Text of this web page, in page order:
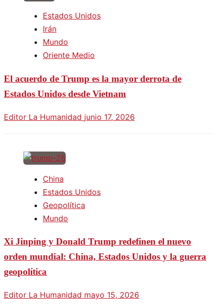
Estados Unidos
Irán
Mundo
Oriente Medio
El acuerdo de Trump es la mayor derrota de
Estados Unidos desde Vietnam
Editor La Humanidad junio 17, 2026
China
Estados Unidos
Geopolítica
Mundo
Xi Jinping y Donald Trump redefinen el nuevo
orden mundial: China, Estados Unidos y la guerra
geopolítica
Editor La Humanidad mayo 15, 2026